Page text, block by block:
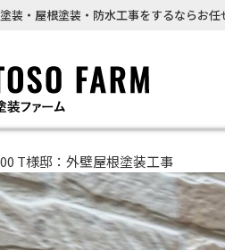
装・屋根塗装・防水工事をするならお
T様邸：外壁屋根塗装工事